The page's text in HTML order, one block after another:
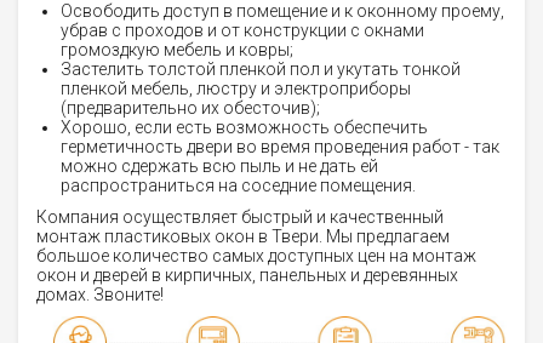
Освободить доступ в помещение и к оконному проему,
убрав с проходов и от конструкции с окнами
громоздкую мебель и ковры;
Застелить толстой пленкой пол и укутать тонкой
пленкой мебель, люстру и электроприборы
(предварительно их обесточив);
Хорошо, если есть возможность обеспечить
герметичность двери во время проведения работ - так
можно сдержать всю пыль и не дать ей
распространиться на соседние помещения.
Компания осуществляет быстрый и качественный
монтаж пластиковых окон в Твери. Мы предлагаем
большое количество самых доступных цен на монтаж
окон и дверей в кирпичных, панельных и деревянных
домах. Звоните!